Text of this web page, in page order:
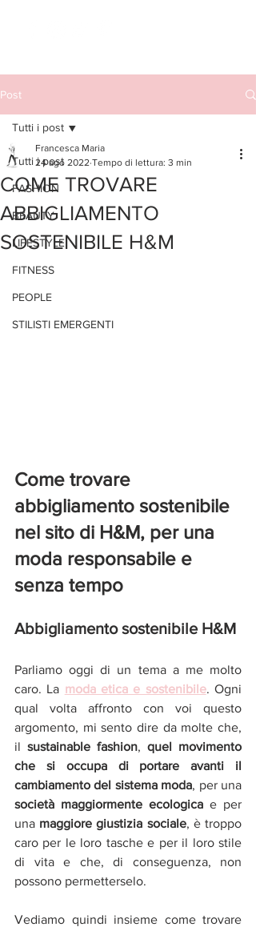
Post
Tutti i post
FASHION
BEAUTY
LIFESTYLE
FITNESS
PEOPLE
STILISTI EMERGENTI
Tutti i post
COME TROVARE
ABBIGLIAMENTO
SOSTENIBILE H&M
Francesca Maria
24 ago 2022 Tempo di lettura: 3 min
Come trovare
abbigliamento sostenibile
nel sito di H&M, per una
moda responsabile e
senza tempo
Abbigliamento sostenibile H&M
Parliamo oggi di un tema a me molto
caro. La moda etica e sostenibile. Ogni
qual volta affronto con voi questo
argomento, mi sento dire da molte che,
il sustainable fashion, quel movimento
che si occupa di portare avanti il
cambiamento del sistema moda
società maggiormente ecologica e per
una maggiore giustizia sociale, è troppo
caro per le loro tasche e per il loro stile
di vita e che, di conseguenza, non
possono permetterselo.